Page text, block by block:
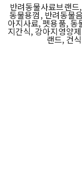
반려동물사료브랜
동물용껌, 반려동물
아지사료, 펫용품, 동
지간식, 강아지영양
랜드, 건